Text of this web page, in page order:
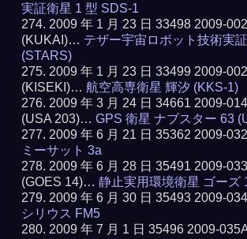
実証衛星 1 型 SDS-1
2009 年 1 月 23 日 33498 2009-
(KUKAI)… テザー宇宙ロボット技術実
(STARS)
2009 年 1 月 23 日 33499 2009-
(KISEKI)…航空高専衛星 輝汐 (KKS-1)
2009 年 3 月 24 日 34661 2009-
(USA 203)…GPS 衛星 ナブスター 63
2009 年 6 月 21 日 35362 2009-
ミーサット 3a
2009 年 6 月 28 日 35491 2009-
(GOES 14)…静止実用環境衛星 ゴーズ
2009 年 6 月 30 日 35493 2009-
シリウス FM5
2009 年 7 月 1 日 35496 2009-